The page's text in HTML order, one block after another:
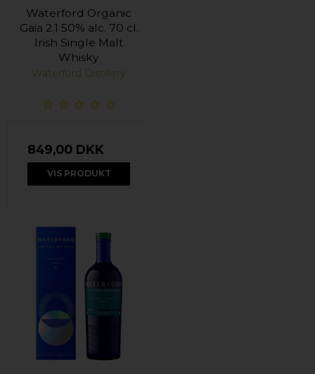
Waterford Organic
Gaia 2.1 50% alc. 70 cl.
Irish Single Malt
Whisky
Waterford Distillery
849,00 DKK
VIS PRODUKT